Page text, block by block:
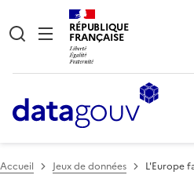
RÉPUBLIQUE
FRANÇAISE
Accueil Jeux de données
L'Europe